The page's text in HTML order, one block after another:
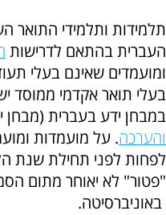
תלמידות ותלמידי התואר
העברית בהתאם לדרישות
ומועמדים שאינם בעלי
בעלי תואר אקדמי ממוסד
במבחן ידע בעברית (מבחן
והערכה. על מועמדות
לפחות לפני תחילת שנת
"פטור" לא יאוחר מתום
באוניברסיטה.